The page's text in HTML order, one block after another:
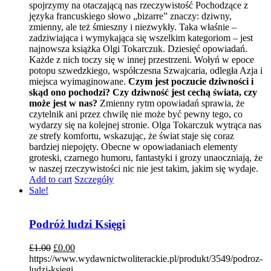
spojrzymy na otaczającą nas rzeczywistość Pochodzące z
języka francuskiego słowo „bizarre” znaczy: dziwny,
zmienny, ale też śmieszny i niezwykły. Taka właśnie –
zadziwiająca i wymykająca się wszelkim kategoriom – jest
najnowsza książka Olgi Tokarczuk. Dziesięć opowiadań.
Każde z nich toczy się w innej przestrzeni. Wołyń w epoce
potopu szwedzkiego, współczesna Szwajcaria, odległa Azja i
miejsca wyimaginowane. Czym jest poczucie dziwności i
skąd ono pochodzi? Czy dziwność jest cechą świata, czy
może jest w nas? Zmienny rytm opowiadań sprawia, że
czytelnik ani przez chwilę nie może być pewny tego, co
wydarzy się na kolejnej stronie. Olga Tokarczuk wytrąca nas
ze strefy komfortu, wskazując, że świat staje się coraz
bardziej niepojęty. Obecne w opowiadaniach elementy
groteski, czarnego humoru, fantastyki i grozy unaoczniają, że
w naszej rzeczywistości nic nie jest takim, jakim się wydaje.
Add to cart Szczegóły
Sale!
Podróż ludzi Księgi
£1.00 £0.00
https://www.wydawnictwoliterackie.pl/produkt/3549/podroz-